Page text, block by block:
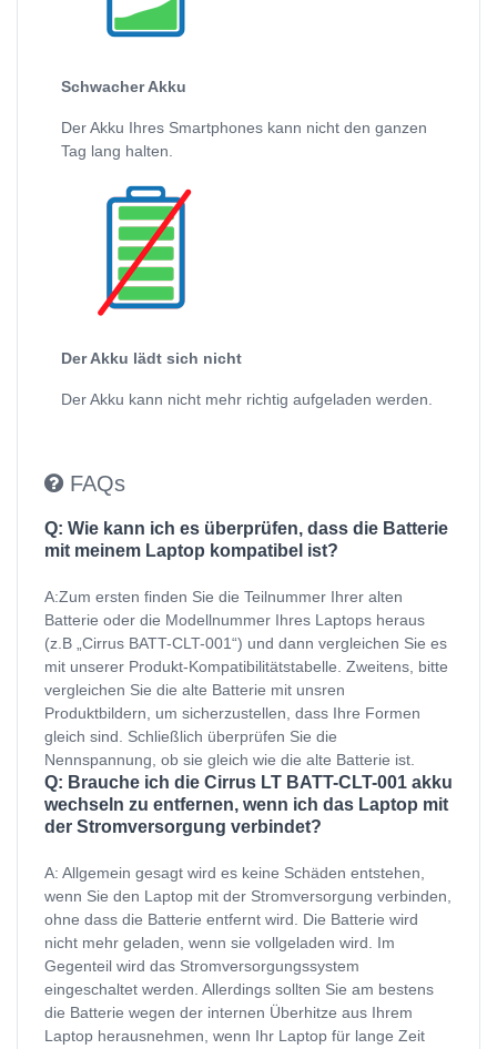
Schwacher Akku
Der Akku Ihres Smartphones kann nicht den ganzen
Tag lang halten.
Der Akku lädt sich nicht
Der Akku kann nicht mehr richtig aufgeladen werden.
FAQs
Q: Wie kann ich es überprüfen, dass die Batterie
mit meinem Laptop kompatibel ist?
A:Zum ersten finden Sie die Teilnummer Ihrer alten
Batterie oder die Modellnummer Ihres Laptops heraus
(z.B „Cirrus BATT-CLT-001“) und dann vergleichen Sie es
mit unserer Produkt-Kompatibilitätstabelle. Zweitens, bitte
vergleichen Sie die alte Batterie mit unsren
Produktbildern, um sicherzustellen, dass Ihre Formen
gleich sind. Schließlich überprüfen Sie die
Nennspannung, ob sie gleich wie die alte Batterie ist.
Q: Brauche ich die Cirrus LT BATT-CLT-001 akku
wechseln zu entfernen, wenn ich das Laptop mit
der Stromversorgung verbindet?
A: Allgemein gesagt wird es keine Schäden entstehen,
wenn Sie den Laptop mit der Stromversorgung verbinden,
ohne dass die Batterie entfernt wird. Die Batterie wird
nicht mehr geladen, wenn sie vollgeladen wird. Im
Gegenteil wird das Stromversorgungssystem
eingeschaltet werden. Allerdings sollten Sie am bestens
die Batterie wegen der internen Überhitze aus Ihrem
Laptop herausnehmen, wenn Ihr Laptop für lange Zeit